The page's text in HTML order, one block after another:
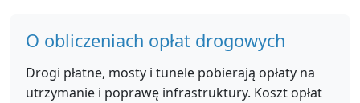
O obliczeniach opłat drogowych
Drogi płatne, mosty i tunele pobierają opłaty na
utrzymanie i poprawę infrastruktury. Koszt opłat